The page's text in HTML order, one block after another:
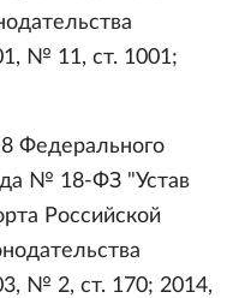
№ 11, ст. 1001;
Федерального
№ 18-ФЗ "Устав
Российской
№ 2, ст. 170; 2014,